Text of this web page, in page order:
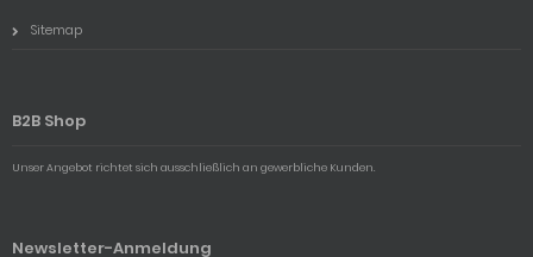
Sitemap
B2B Shop
Unser Angebot richtet sich ausschließlich an gewerbliche Kunden.
Newsletter-Anmeldung